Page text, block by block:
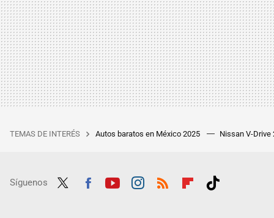
TEMAS DE INTERÉS Autos baratos en México 2025 Nissan V-Drive
Síguenos